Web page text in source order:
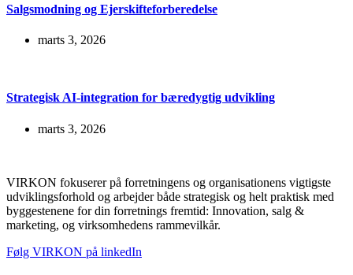
Salgsmodning og Ejerskifteforberedelse
marts 3, 2026
Strategisk AI-integration for bæredygtig udvikling
marts 3, 2026
VIRKON fokuserer på forretningens og organisationens vigtigste
udviklingsforhold og arbejder både strategisk og helt praktisk med
byggestenene for din forretnings fremtid: Innovation, salg &
marketing, og virksomhedens rammevilkår.
Følg VIRKON på linkedIn